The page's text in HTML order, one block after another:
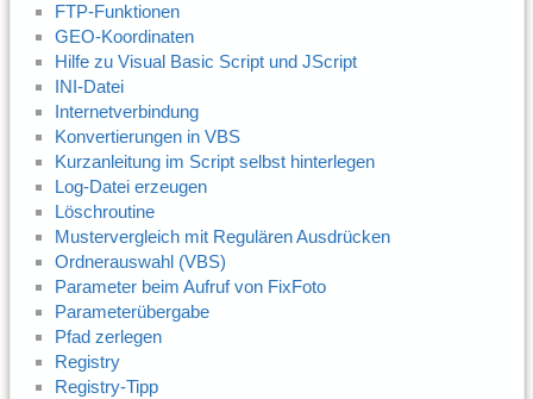
FTP-Funktionen
GEO-Koordinaten
Hilfe zu Visual Basic Script und JScript
INI-Datei
Internetverbindung
Konvertierungen in VBS
Kurzanleitung im Script selbst hinterlegen
Log-Datei erzeugen
Löschroutine
Mustervergleich mit Regulären Ausdrücken
Ordnerauswahl (VBS)
Parameter beim Aufruf von FixFoto
Parameterübergabe
Pfad zerlegen
Registry
Registry-Tipp